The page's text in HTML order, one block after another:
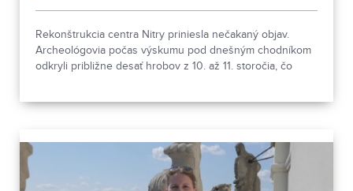
Rekonštrukcia centra Nitry priniesla nečakaný objav.
Archeológovia počas výskumu pod dnešným chodníkom
odkryli približne desať hrobov z 10. až 11. storočia, čo